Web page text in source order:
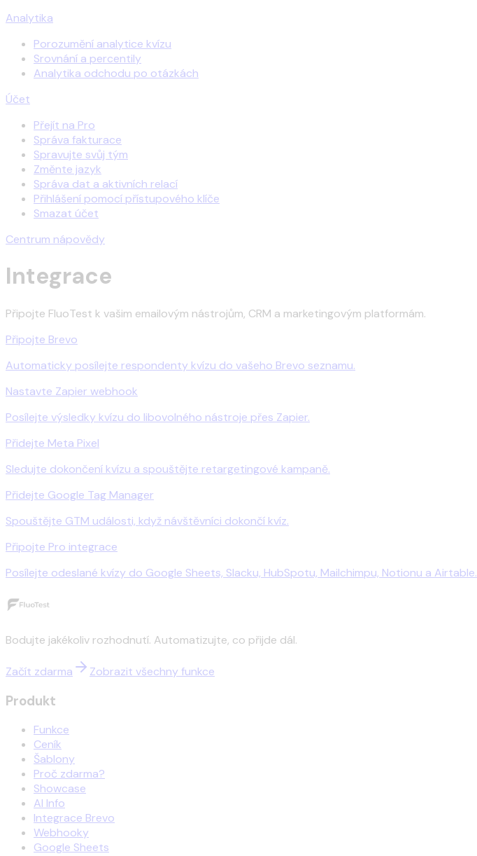
Analytika
Porozumění analytice kvízu
Srovnání a percentily
Analytika odchodu po otázkách
Účet
Přejít na Pro
Správa fakturace
Spravujte svůj tým
Změnte jazyk
Správa dat a aktivních relací
Přihlášení pomocí přístupového klíče
Smazat účet
Centrum nápovědy
Integrace
Připojte FluoTest k vašim emailovým nástrojům, CRM a marketingovým platformám.
Připojte Brevo
Automaticky posílejte respondenty kvízu do vašeho Brevo seznamu.
Nastavte Zapier webhook
Posílejte výsledky kvízu do libovolného nástroje přes Zapier.
Přidejte Meta Pixel
Sledujte dokončení kvízu a spouštějte retargetingové kampaně.
Přidejte Google Tag Manager
Spouštějte GTM události, když návštěvníci dokončí kvíz.
Připojte Pro integrace
Posílejte odeslané kvízy do Google Sheets, Slacku, HubSpotu, Mailchimpu, Notionu a Airtable.
Bodujte jakékoliv rozhodnutí. Automatizujte, co přijde dál.
Začít zdarma Zobrazit všechny funkce
Produkt
Funkce
Ceník
Šablony
Proč zdarma?
Showcase
AI Info
Integrace Brevo
Webhooky
Google Sheets